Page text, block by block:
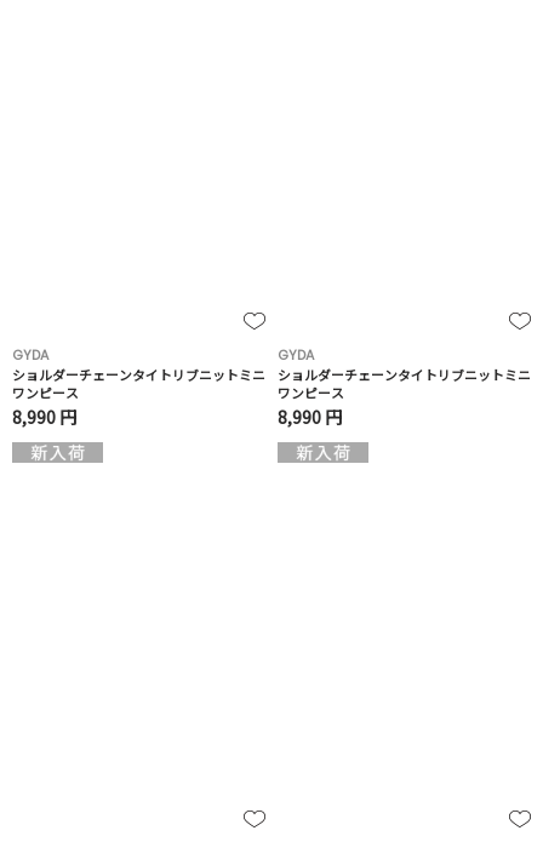
GYDA
ショルダーチェーンタイトリブニットミニ
ワンピース
8,990 円
GYDA
ショルダーチェーンタイトリブニットミニ
ワンピース
8,990 円